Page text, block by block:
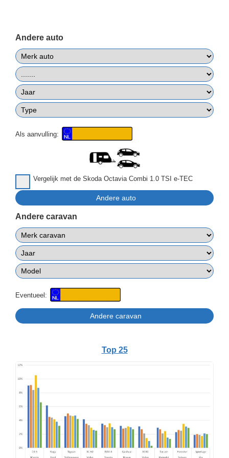
Andere auto
Als aanvulling:
Vergelijk met de Skoda Octavia Combi 1.0 TSI e-TEC
Andere caravan
Eventueel:
Top 25